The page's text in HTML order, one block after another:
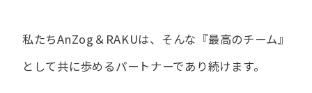
私たちAnZog＆RAKUは、​そんな​『最高の​チーム』
と​して共に​歩める​パートナーであり続けます。